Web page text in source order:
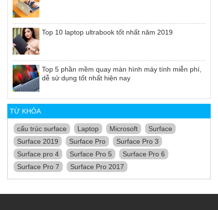
Top 10 laptop ultrabook tốt nhất năm 2019
Top 5 phần mềm quay màn hình máy tính miễn phí,
dễ sử dụng tốt nhất hiện nay
TỪ KHÓA
cấu trúc surface Laptop Microsoft
Surface
Surface 2019
Surface Pro
Surface Pro 3
Surface pro 4
Surface Pro 5
Surface Pro 6
Surface Pro 7
Surface Pro 2017